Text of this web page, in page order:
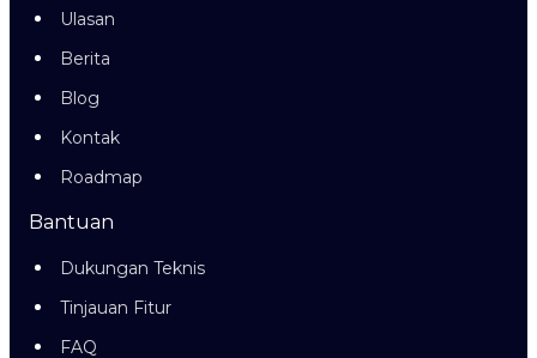
Ulasan
Berita
Blog
Kontak
Roadmap
Bantuan
Dukungan Teknis
Tinjauan Fitur
FAQ